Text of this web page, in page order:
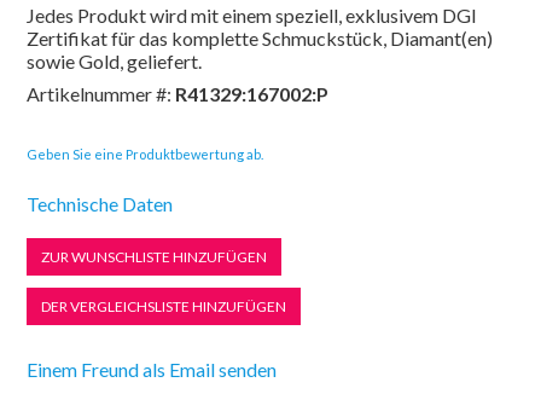
Jedes Produkt wird mit einem speziell, exklusivem DGI
Zertifikat für das komplette Schmuckstück, Diamant(en)
sowie Gold, geliefert.
Artikelnummer #: R41329:167002:P
Geben Sie eine Produktbewertung ab.
Technische Daten